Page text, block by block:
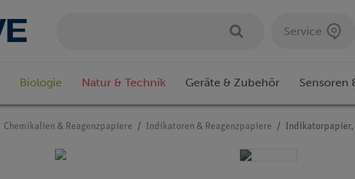
Service
Biologie Natur & Technik Geräte & Zubehör Sensoren
Chemikalien & Reagenzpapiere Indikatoren & Reagenzpapiere Indikatorpapier,